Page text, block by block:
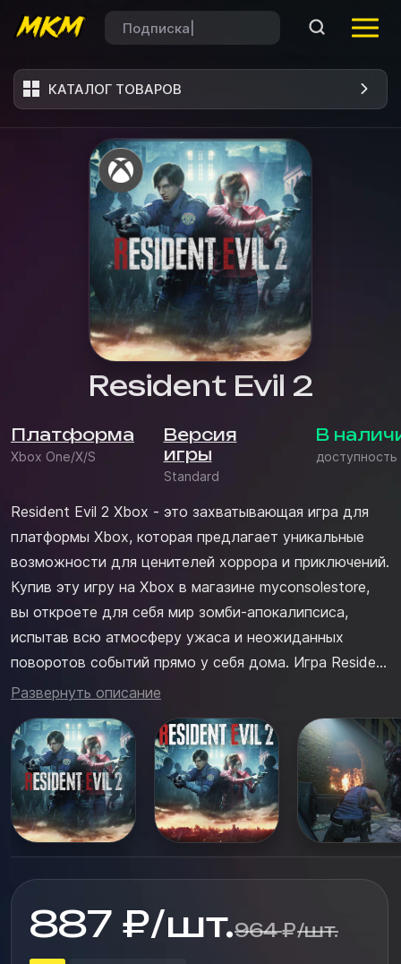
КАТАЛОГ ТОВАРОВ
Resident Evil 2
Платформа
Xbox One/X/S
Версия
игры
Standard
В
доступность
Resident Evil 2 Xbox - это захватывающая игра для
платформы Xbox, которая предлагает уникальные
возможности для ценителей хоррора и приключений.
Купив эту игру на Xbox в магазине myconsolestore,
вы откроете для себя мир зомби-апокалипсиса,
испытав всю атмосферу ужаса и неожиданных
поворотов событий прямо у себя дома. Игра Resident
Evil 2 Xbox является одним из лучших в жанре
значение для дальнейшего развития сюжета. Купить
игру Xbox отличается...
Развернуть описание
887 ₽/шт.964 ₽/шт.